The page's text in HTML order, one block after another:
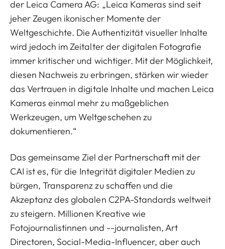
der Leica Camera AG: „Leica Kameras sind seit
jeher Zeugen ikonischer Momente der
Weltgeschichte. Die Authentizität visueller Inhalte
wird jedoch im Zeitalter der digitalen Fotografie
immer kritischer und wichtiger. Mit der Möglichkeit,
diesen Nachweis zu erbringen, stärken wir wieder
das Vertrauen in digitale Inhalte und machen Leica
Kameras einmal mehr zu maßgeblichen
Werkzeugen, um Weltgeschehen zu
dokumentieren.“
Das gemeinsame Ziel der Partnerschaft mit der
CAI ist es, für die Integrität digitaler Medien zu
bürgen, Transparenz zu schaffen und die
Akzeptanz des globalen C2PA-Standards weltweit
zu steigern. Millionen Kreative wie
Fotojournalistinnen und --journalisten, Art
Directoren, Social-Media-Influencer, aber auch